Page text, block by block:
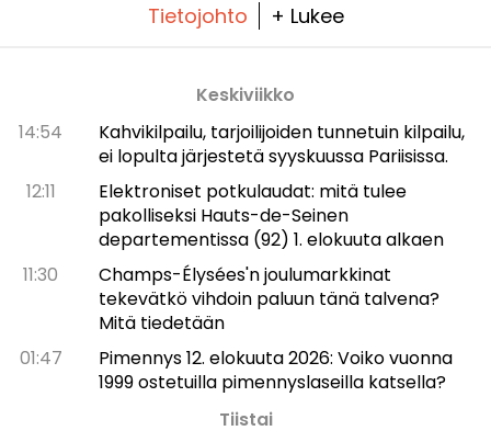
Tietojohto + Lukee
Keskiviikko
14:54
Kahvikilpailu, tarjoilijoiden tunnetuin kilpailu,
ei lopulta järjestetä syyskuussa Pariisissa.
12:11
Elektroniset potkulaudat: mitä tulee
pakolliseksi Hauts-de-Seinen
departementissa (92) 1. elokuuta alkaen
11:30
Champs-Élysées'n joulumarkkinat
tekevätkö vihdoin paluun tänä talvena?
Mitä tiedetään
01:47
Pimennys 12. elokuuta 2026: Voiko vuonna
1999 ostetuilla pimennyslaseilla katsella?
Tiistai